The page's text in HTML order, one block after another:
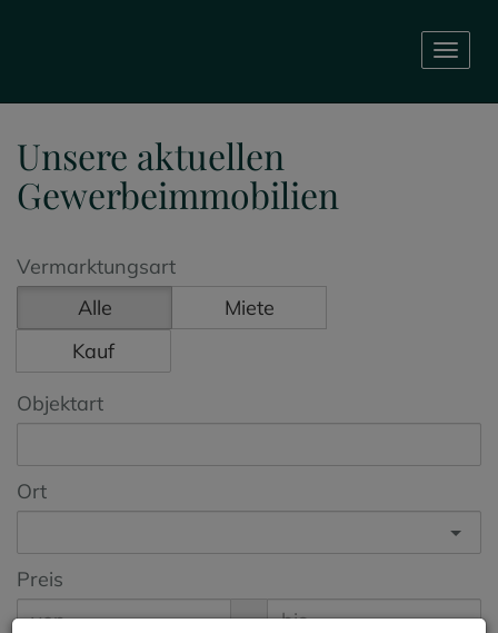
Unsere aktuellen
Gewerbeimmobilien
Vermarktungsart
Alle
Miete
Kauf
Objektart
Ort
Preis
-